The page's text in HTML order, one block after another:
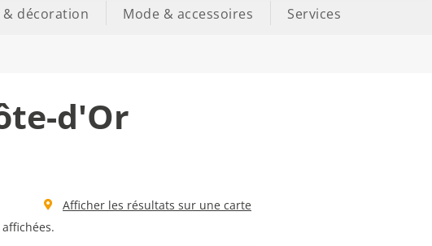
& décoration Mode & accessoires Services
d'Or
Afficher les résultats sur une carte